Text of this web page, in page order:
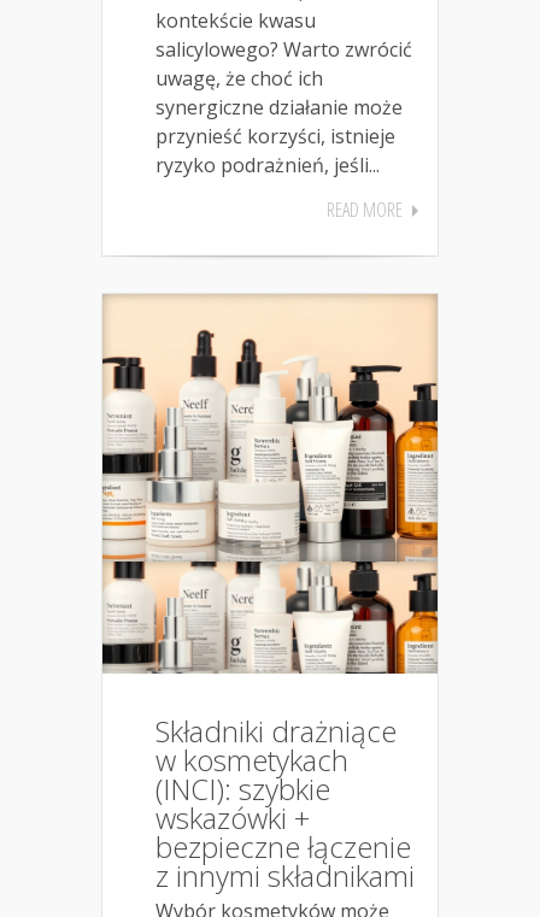
kontekście kwasu
salicylowego? Warto zwrócić
uwagę, że choć ich
synergiczne działanie może
przynieść korzyści, istnieje
ryzyko podrażnień, jeśli...
READ MORE
Składniki drażniące
w kosmetykach
(INCI): szybkie
wskazówki +
bezpieczne łączenie
z innymi składnikami
Wybór kosmetyków może